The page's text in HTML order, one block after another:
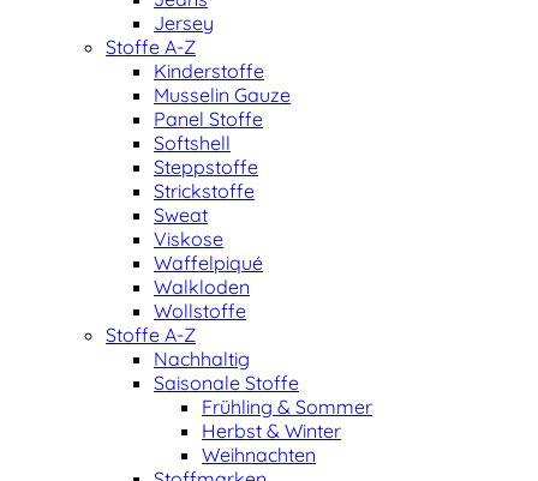
Jersey
Stoffe A-Z
Kinderstoffe
Musselin Gauze
Panel Stoffe
Softshell
Steppstoffe
Strickstoffe
Sweat
Viskose
Waffelpiqué
Walkloden
Wollstoffe
Stoffe A-Z
Nachhaltig
Saisonale Stoffe
Frühling & Sommer
Herbst & Winter
Weihnachten